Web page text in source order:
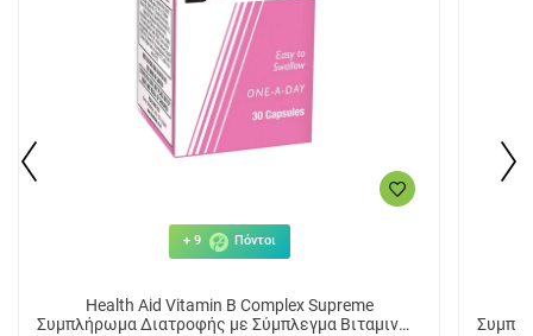
+ 9 Πόντοι
Health Aid Vitamin B Complex Supreme
Συμπλήρωμα Διατροφής με Σύμπλεγμα Βιταμινών